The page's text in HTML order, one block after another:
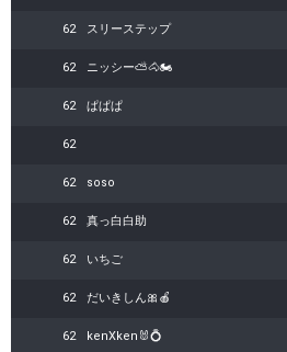
62 スリーステップ
62 ニッシー⛅️🐴🏍️
62 ぱぱぱ
62
62 soso
62 真っ白白助
62 いちご
62 だいきしん🎀🍎
62 kenXken🐰💍